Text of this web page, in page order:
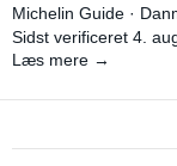
Michelin Guide ·
Sidst verificeret 4.
Læs mere →